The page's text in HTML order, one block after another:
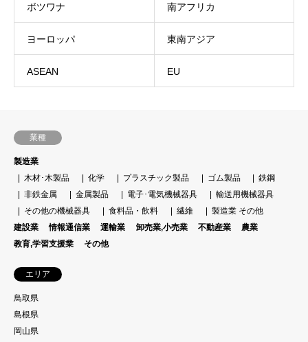
ボツワナ 南アフリカ
ヨーロッパ 東南アジア
ASEAN EU
業種
製造業
木材･木製品
化学 プラスチック製品 ゴム製品
鉄鋼
非鉄金属
金属製品 電子･電気機械器具
輸送用機械器具
その他の機械器具
食料品・飲料 繊維
製造業 その他
建設業
情報通信業 運輸業 卸売業,小売業 不動産業
農業
教育,学習支援業
その他
エリア
鳥取県
島根県
岡山県